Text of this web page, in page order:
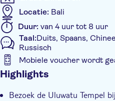
Locatie: Bali
Duur: van 4 uur tot 8 uur
Taal:Duits, Spaans,
Russisch
Mobiele voucher wordt
Extra kenmerken
Highlights
Bezoek de Uluwatu Tempel